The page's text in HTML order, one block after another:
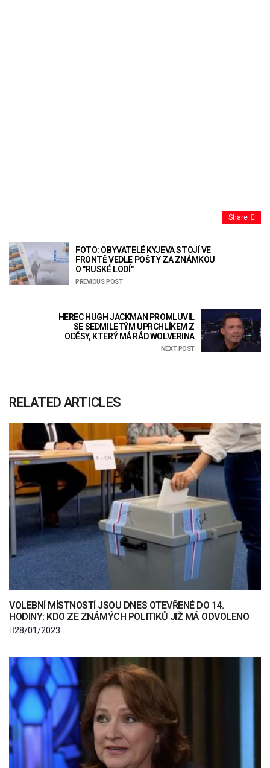
Share
FOTO: OBYVATELÉ KYJEVA STOJÍ VE
FRONTĚ VEDLE POŠTY ZA ZNÁMKOU
O "RUSKÉ LODÍ"
PREVIOUS POST
HEREC HUGH JACKMAN PROMLUVIL
SE SEDMILETÝM UPRCHLÍKEM Z
ODĚSY, KTERÝ MÁ RÁD WOLVERINA
NEXT POST
RELATED ARTICLES
VOLEBNÍ MÍSTNOSTÍ JSOU DNES OTEVŘENÉ DO 14.
HODINY: KDO ZE ZNÁMÝCH POLITIKŮ JIŽ MÁ ODVOLENO
28/01/2023